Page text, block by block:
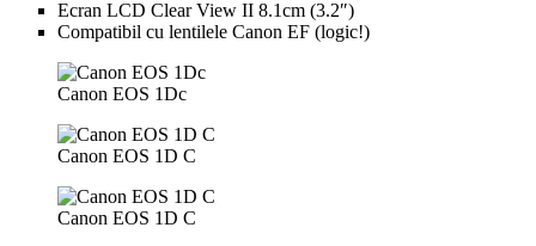
Ecran LCD Clear View II 8.1cm (3.2″)
Compatibil cu lentilele Canon EF (logic!)
Canon EOS 1Dc
Canon EOS 1D C
Canon EOS 1D C